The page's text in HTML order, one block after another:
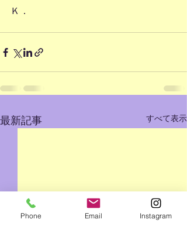
Ｋ．
最新記事 すべて表示
Phone Email Instagram